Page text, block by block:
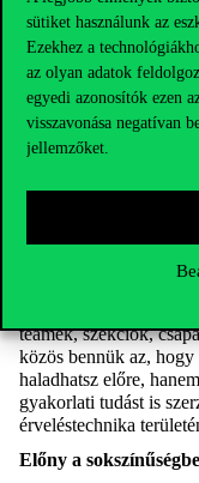
sütiket használunk az
Ezekhez a
az olyan adatok
egyedi azonosítók ezen
visszavonása negatívan
jellemzőket.
Mivel a
az
elnök, a
operatív
Ebben minden
teamek, szekciók,
közös bennük az, hogy
haladhatsz előre,
gyakorlati tudást is
érveléstechnika
Előny a